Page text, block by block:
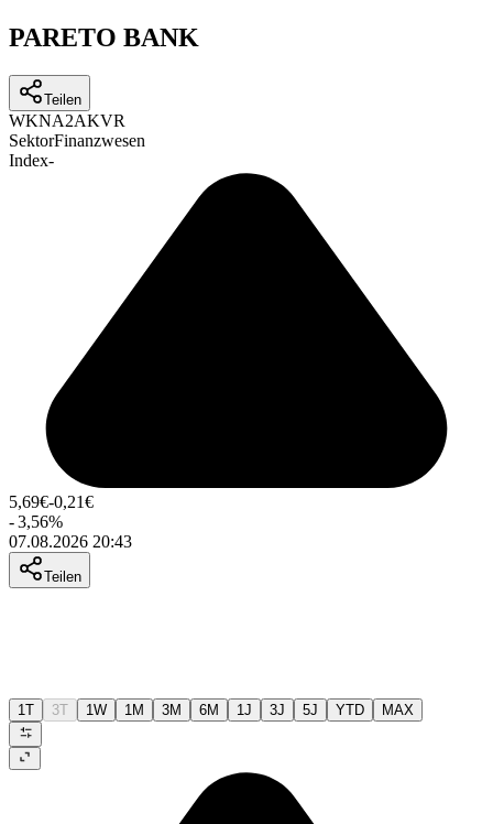
PARETO BANK
Teilen
WKNA2AKVR
SektorFinanzwesen
Index-
5,69€-0,21€
-3,56%
07.08.2026 20:43
Teilen
1T 3T 1W 1M 3M 6M 1J 3J 5J YTD MAX